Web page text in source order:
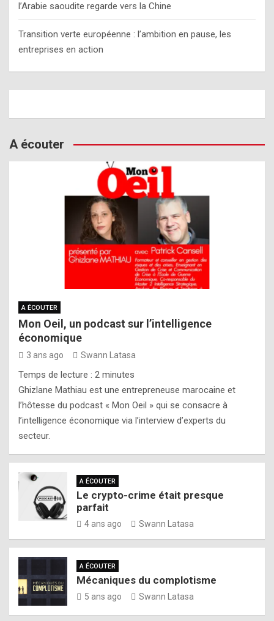
l’Arabie saoudite regarde vers la Chine
Transition verte européenne : l’ambition en pause, les
entreprises en action
A écouter
A ÉCOUTER
Mon Oeil, un podcast sur l’intelligence
économique
3 ans ago Swann Latasa
Temps de lecture : 2 minutes
Ghizlane Mathiau est une entrepreneuse marocaine et
l’hôtesse du podcast « Mon Oeil » qui se consacre à
l’intelligence économique via l’interview d’experts du
secteur.
A ÉCOUTER
Le crypto-crime était presque
parfait
4 ans ago Swann Latasa
A ÉCOUTER
Mécaniques du complotisme
5 ans ago Swann Latasa